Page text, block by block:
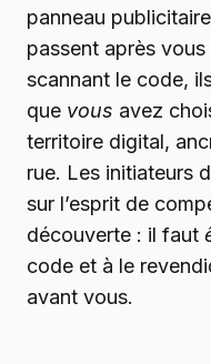
panneau
passent après
scannant le code,
que vous avez
territoire digital,
rue. Les initiateurs
sur l’esprit de
découverte : il faut
code et à le
avant vous.